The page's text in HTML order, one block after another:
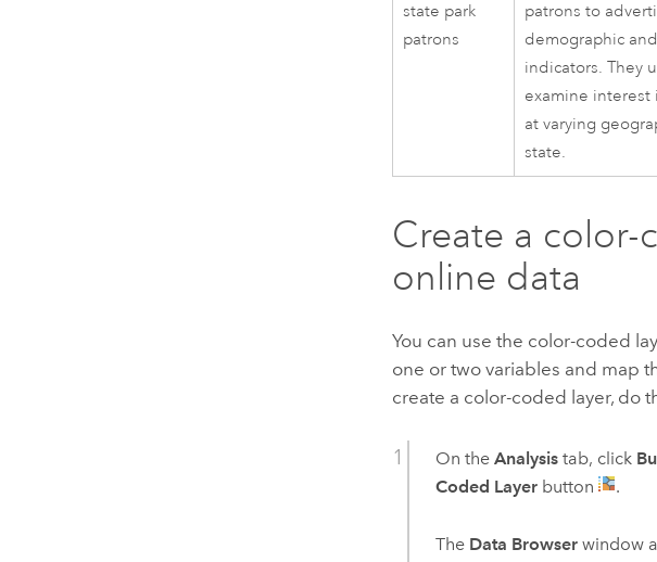
state park
patrons
patrons to
demographic
indicators. They
examine interest
at varying
state.
Create a
online data
You can use the color-coded
one or two variables and map
create a color-coded layer, do
On theAnalysis tab, click
Coded Layer button .
The Data Browser window